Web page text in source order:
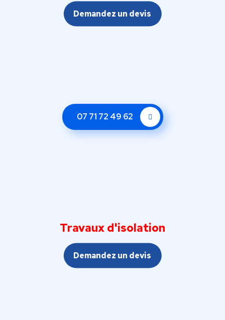
Demandez un devis
07 71 72 49 62
Travaux d'isolation
Demandez un devis